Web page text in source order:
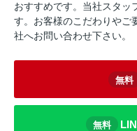
おすすめです。当社スタッ
す。お客様のこだわりやご
社へお問い合わせ下さい。
無料
無料